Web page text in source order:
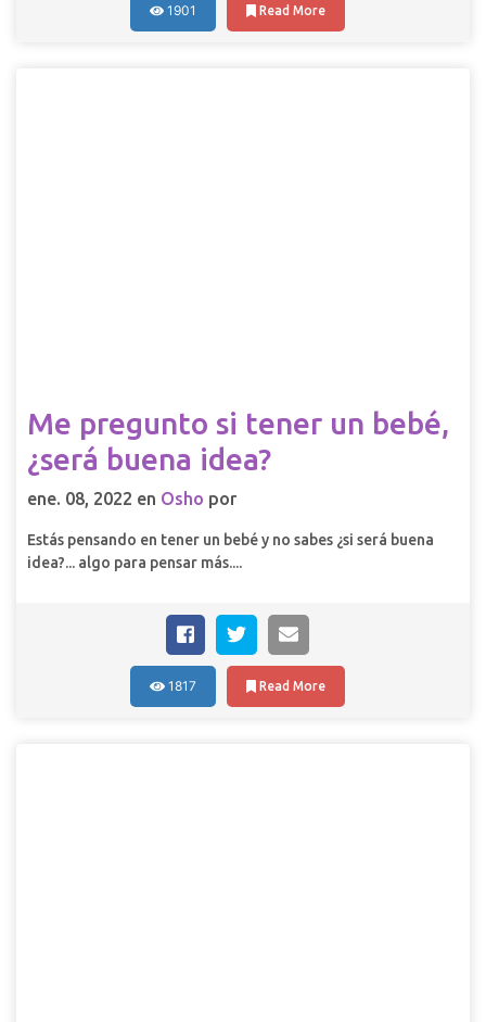
1901 Read More
Me pregunto si tener un bebé,
¿será buena idea?
ene. 08, 2022 en Osho por
Estás pensando en tener un bebé y no sabes ¿si será buena
idea?... algo para pensar más....
1817 Read More